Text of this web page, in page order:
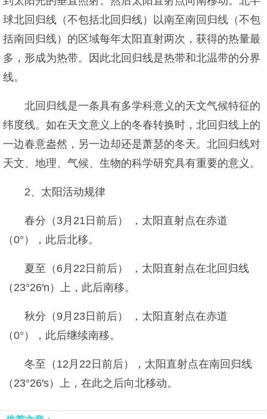
球北回归线（不包括北回归线）以南至南回归线（不包
括南回归线）的区域每年太阳直射两次，获得的热量最
多，形成为热带。因此北回归线是热带和北温带的分界
线。
北回归线是一条具有多学科意义的天文气候特征的
纬度线。如在天文意义上的冬春转换时，北回归线上的
一边春意盎然，另一边却还是萧瑟的冬天。北回归线对
天文、地理、气候、生物的科学研究具有重要的意义。
2、太阳活动规律
春分（3月21日前后） ，太阳直射点在赤道
（0°），此后北移。
夏至（6月22日前后） ，太阳直射点在北回归线
（23°26′n）上，此后南移。
秋分（9月23日前后） ，太阳直射点在赤道
（0°），此后继续南移。
冬至（12月22日前后），太阳直射点在南回归线
（23°26′s）上，在此之后向北移动。